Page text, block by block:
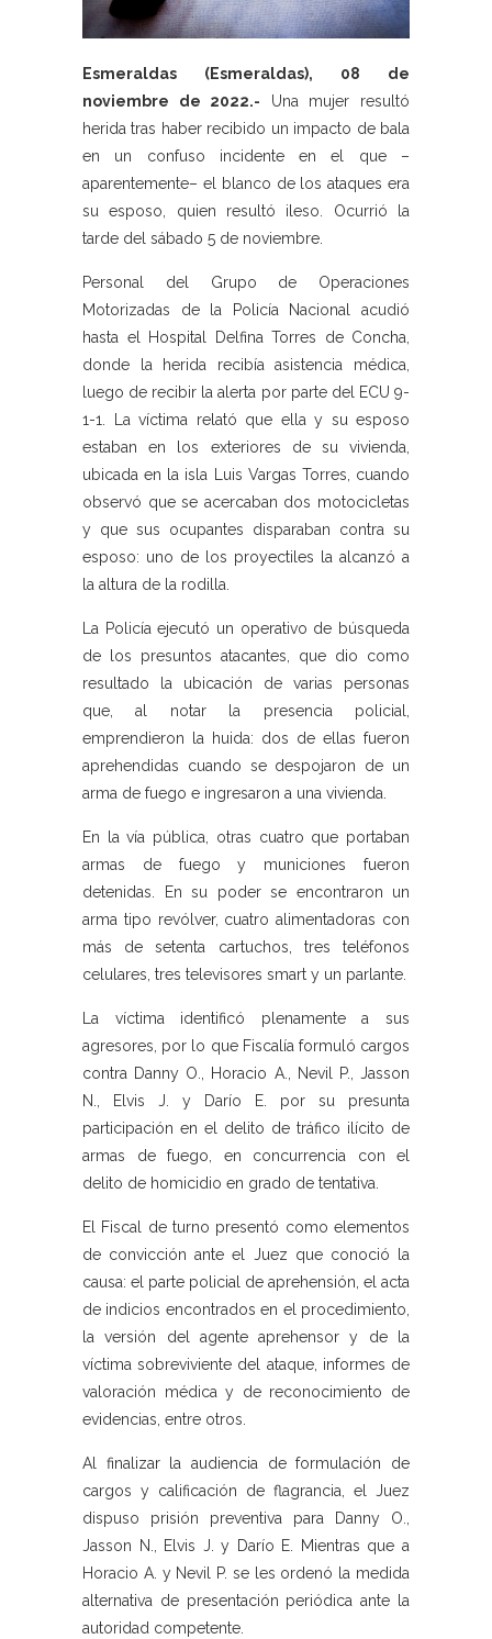
Esmeraldas (Esmeraldas), 08 de
noviembre de 2022.- Una mujer resultó
herida tras haber recibido un impacto de bala
en un confuso incidente en el que –
aparentemente– el blanco de los ataques era
su esposo, quien resultó ileso. Ocurrió la
tarde del sábado 5 de noviembre.
Personal del Grupo de Operaciones
Motorizadas de la Policía Nacional acudió
hasta el Hospital Delfina Torres de Concha,
donde la herida recibía asistencia médica,
luego de recibir la alerta por parte del ECU 9-
1-1. La víctima relató que ella y su esposo
estaban en los exteriores de su vivienda,
ubicada en la isla Luis Vargas Torres, cuando
observó que se acercaban dos motocicletas
y que sus ocupantes disparaban contra su
esposo: uno de los proyectiles la alcanzó a
la altura de la rodilla.
La Policía ejecutó un operativo de búsqueda
de los presuntos atacantes, que dio como
resultado la ubicación de varias personas
que, al notar la presencia policial,
emprendieron la huida: dos de ellas fueron
aprehendidas cuando se despojaron de un
arma de fuego e ingresaron a una vivienda.
En la vía pública, otras cuatro que portaban
armas de fuego y municiones fueron
detenidas. En su poder se encontraron un
arma tipo revólver, cuatro alimentadoras con
más de setenta cartuchos, tres teléfonos
celulares, tres televisores smart y un parlante.
La víctima identificó plenamente a sus
agresores, por lo que Fiscalía formuló cargos
contra Danny O., Horacio A., Nevil P., Jasson
N., Elvis J. y Darío E. por su presunta
participación en el delito de tráfico ilícito de
armas de fuego, en concurrencia con el
delito de homicidio en grado de tentativa.
El Fiscal de turno presentó como elementos
de convicción ante el Juez que conoció la
causa: el parte policial de aprehensión, el acta
de indicios encontrados en el procedimiento,
la versión del agente aprehensor y de la
víctima sobreviviente del ataque, informes de
valoración médica y de reconocimiento de
evidencias, entre otros.
Al finalizar la audiencia de formulación de
cargos y calificación de flagrancia, el Juez
dispuso prisión preventiva para Danny O.,
Jasson N., Elvis J. y Darío E. Mientras que a
Horacio A. y Nevil P. se les ordenó la medida
alternativa de presentación periódica ante la
autoridad competente.